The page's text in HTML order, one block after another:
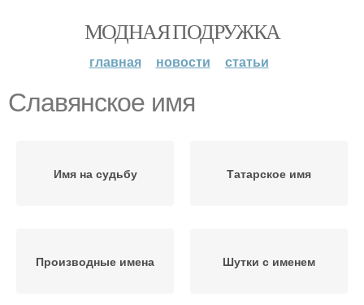
МОДНАЯ ПОДРУЖКА
главная новости статьи
Славянское имя
Имя на судьбу Татарское имя
Производные имена Шутки с именем